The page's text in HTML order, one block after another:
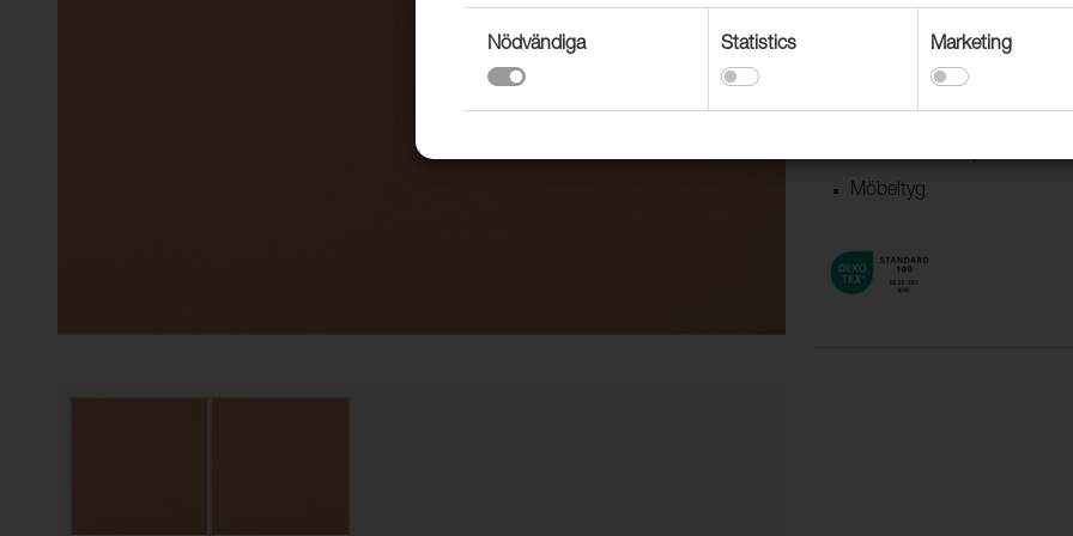
Användningsområden
Dekorationstextil
Möbeltyg
Nödvändiga Statistics Marketing